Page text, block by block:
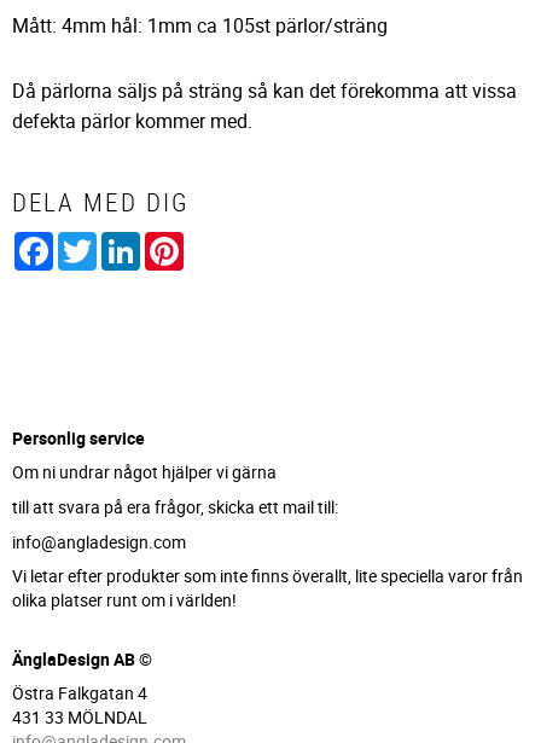
Mått: 4mm hål: 1mm ca 105st pärlor/sträng
Då pärlorna säljs på sträng så kan det förekomma att vissa
defekta pärlor kommer med.
DELA MED DIG
Facebook
TwitterLinkedIn
Personlig service
Om ni undrar något hjälper vi gärna
till att svara på era frågor, skicka ett mail till:
info@angladesign.com
Vi letar efter produkter som inte finns överallt, lite speciella varor från
olika platser runt om i världen!
ÄnglaDesign AB ©
Östra Falkgatan 4
431 33 MÖLNDAL